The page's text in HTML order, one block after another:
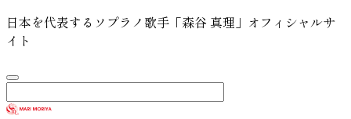
日本を代表するソプラノ歌手「森谷 真理」オフィシャルサ
イト